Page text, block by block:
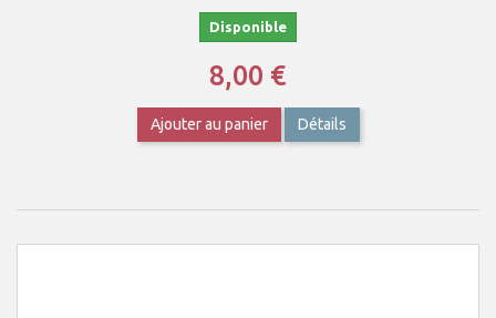
Disponible
8,00 €
Ajouter au panier Détails